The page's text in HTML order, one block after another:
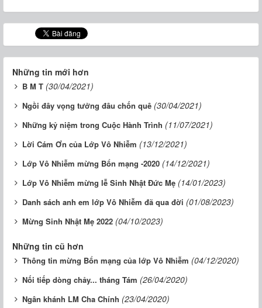
Những tin mới hơn
B M T (30/04/2021)
Ngồi đây vọng tưởng đâu chốn quê (30/04/2021)
Những kỷ niệm trong Cuộc Hành Trình (11/07/2021)
Lời Cám Ơn của Lớp Vô Nhiễm (13/12/2021)
Lớp Vô Nhiễm mừng Bổn mạng -2020 (14/12/2021)
Lớp Vô Nhiễm mừng lễ Sinh Nhật Đức Mẹ (14/01/2023)
Danh sách anh em lớp Vô Nhiễm đã qua đời (01/08/2023)
Mừng Sinh Nhật Mẹ 2022 (04/10/2023)
Những tin cũ hơn
Thông tin mừng Bổn mạng của lớp Vô Nhiễm (04/12/2020)
Nối tiếp dòng chảy... tháng Tám (26/04/2020)
Ngân khánh LM Cha Chính (23/04/2020)